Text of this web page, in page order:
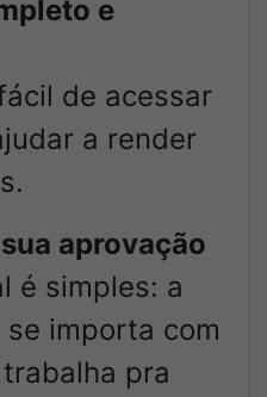
e
de acessar
a render
aprovação
é simples: a
importa com
pra